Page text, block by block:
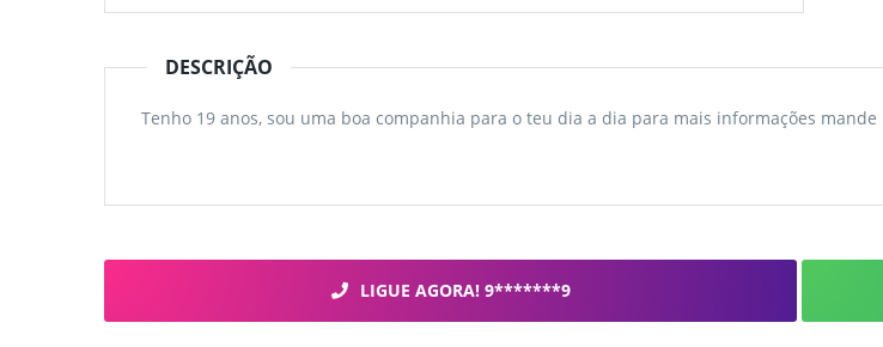
DESCRIÇÃO
Tenho 19 anos, sou uma boa companhia para o teu dia a dia para mais informações
LIGUE AGORA! 9*******9